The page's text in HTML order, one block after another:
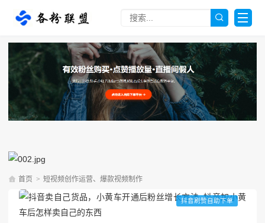
首页 > 短视频创作运营、爆款视频制作
抖音刷赞自助下单